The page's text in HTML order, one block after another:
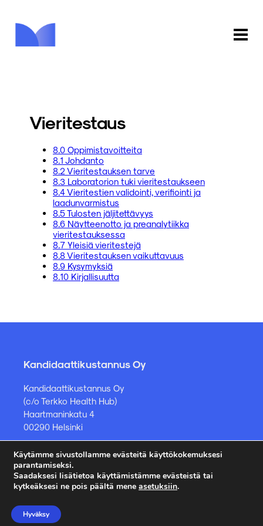
PALAUTE
KIRJAUDU
Vieritestaus
8.0 Oppimistavoitteita
8.1 Johdanto
8.2 Vieritestauksen tarve
8.3 Laboratorion tuki vieritestaukseen
8.4 Vieritestien validointi, verifiointi ja
laadunvarmistus
8.5 Tulosten jäljitettävyys
8.6 Näytteenotto ja preanalytiikka
vieritestauksessa
8.7 Yleisiä vieritestejä
8.8 Vieritestauksen vaikuttavuus
8.9 Kysymyksiä
8.10 Kirjallisuutta
Kandidaattikustannus Oy
Kandidaattikustannus Oy
(c/o Terkko Health Hub)
Haartmaninkatu 4
00290 Helsinki
Kirjakauppa ja muut asiat
kauppa@kandidaattikustannus.fi
Käytämme sivustollamme evästeitä käyttökokemuksesi
parantamiseksi.
Saadaksesi lisätietoa käyttämistämme evästeistä tai
kytkeäksesi ne pois päältä mene asetuksiin.
Hyväksy